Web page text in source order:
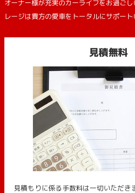
オーナー様が充実のカーライフをお過ごし
レージは貴方の愛車をトータルにサポート
見積無料
見積もりに係る手数料は一切いただき